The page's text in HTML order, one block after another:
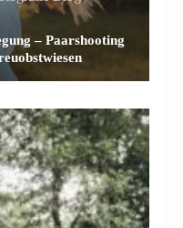
– Paarshooting